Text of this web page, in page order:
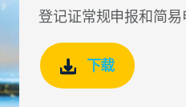
登记证常规申报和简
下载